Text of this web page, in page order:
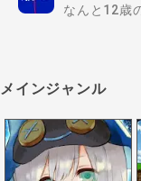
なんと12歳
メインジャンル